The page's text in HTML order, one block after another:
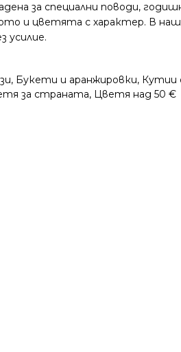
за специални поводи,
и цветята с характер. В
усилие.
, Букети и аранжировки, Кутии
за страната, Цветя над 50 €